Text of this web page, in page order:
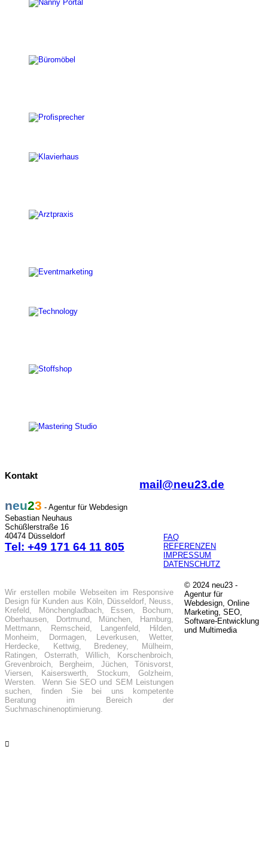
Kontakt
neu23 - Agentur für Webdesign
Sebastian Neuhaus
Schüßlerstraße 16
40474 Düsseldorf
Tel: +49 171 64 11 805
mail@neu23.de
FAQ
REFERENZEN
IMPRESSUM
DATENSCHUTZ
Wir erstellen mobile Webseiten im Responsive
Design für Kunden aus Köln, Düsseldorf, Neuss,
Krefeld, Mönchengladbach, Essen, Bochum,
Oberhausen, Dortmund, München, Hamburg,
Mettmann, Remscheid, Langenfeld, Hilden,
Monheim, Dormagen, Leverkusen, Wetter,
Herdecke, Kettwig, Bredeney, Mülheim,
Ratingen, Osterrath, Willich, Korschenbroich,
Grevenbroich, Bergheim, Jüchen, Tönisvorst,
Viersen, Kaiserswerth, Stockum, Golzheim,
Wersten. Wenn Sie SEO und SEM Leistungen
suchen, finden Sie bei uns kompetente
Beratung im Bereich der
Suchmaschinenoptimierung.
© 2024 neu23 -
Agentur für
Webdesign, Online
Marketing, SEO,
Software-Entwicklung
und Multimedia